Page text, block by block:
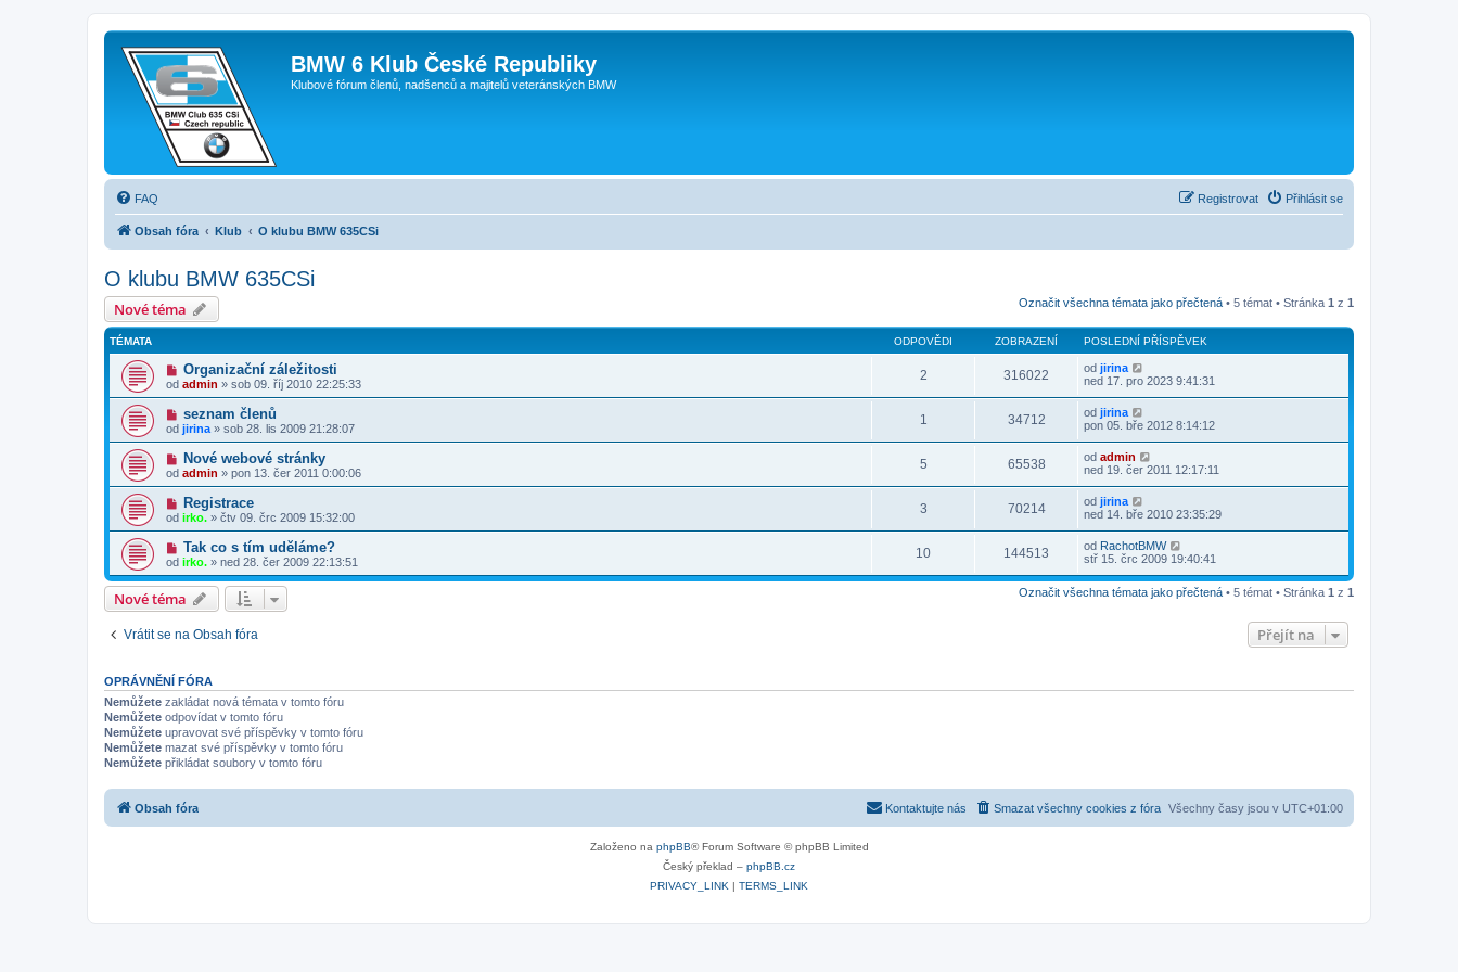
BMW 6 Klub České Republiky
Klubové fórum členů, nadšenců a majitelů veteránských BMW
FAQ Přihlásit se
Registrovat
Obsah fóra Klub O klubu BMW 635CSi
O klubu BMW 635CSi
Nové téma Označit všechna témata jako přečtená • 5 témat • Stránka 1 z 1
TÉMATA ODPOVĚDI ZOBRAZENÍ POSLEDNÍ PŘÍSPĚVEK
Organizační záležitosti
od admin » sob 09. říj 2010 22:25:33
2 316022 od jirina
ned 17. pro 2023 9:41:31
seznam členů
od jirina » sob 28. lis 2009 21:28:07
1 34712 od jirina
pon 05. bře 2012 8:14:12
Nové webové stránky
od admin » pon 13. čer 2011 0:00:06
5 65538 od admin
ned 19. čer 2011 12:17:11
Registrace
od irko. » čtv 09. črc 2009 15:32:00
3 70214 od jirina
ned 14. bře 2010 23:35:29
Tak co s tím uděláme?
od irko. » ned 28. čer 2009 22:13:51
10 144513 od RachotBMW
stř 15. črc 2009 19:40:41
Nové téma Označit všechna témata jako přečtená • 5 témat • Stránka 1 z 1
Vrátit se na Obsah fóra Přejít na
OPRÁVNĚNÍ FÓRA
Nemůžete zakládat nová témata v tomto fóru
Nemůžete odpovídat v tomto fóru
Nemůžete upravovat své příspěvky v tomto fóru
Nemůžete mazat své příspěvky v tomto fóru
Nemůžete přikládat soubory v tomto fóru
Obsah fóra Všechny časy jsou v UTC+01:00
Smazat všechny cookies z fóra
Kontaktujte nás
Založeno na phpBB® Forum Software © phpBB Limited
Český překlad – phpBB.cz
PRIVACY_LINK | TERMS_LINK